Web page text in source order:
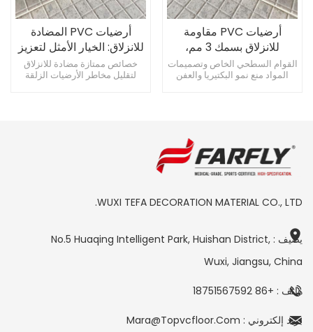
أرضيات PVC المضادة
للانزلاق: الخيار الأمثل لتعزيز
سلامة الحمامات والحمامات
خصائص ممتازة مضادة للانزلاق
لتقليل مخاطر الأرضيات الزلقة
أرضيات PVC مقاومة
للانزلاق بسمك 3 مم،
مقاومة للماء، ممتصة
للصدمات، ومضادة للبكتيريا
القوام السطحي الخاص وتصميمات
المواد منع نمو البكتيريا والعفن
WUXI TEFA DECORATION MATERIAL CO., LTD.
يضيف : No.5 Huaqing Intelligent Park, Huishan District,
Wuxi, Jiangsu, China
هاتف : +86 18751567592
بريد إلكتروني : Mara@topvcfloor.com